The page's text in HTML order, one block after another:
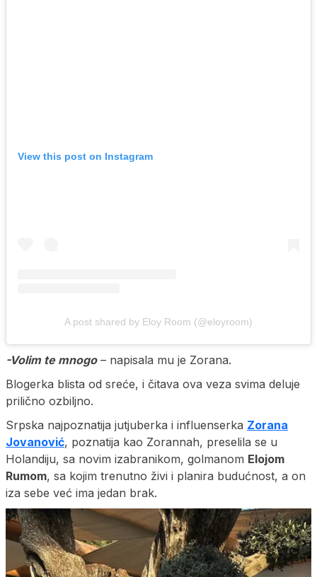
View this post on Instagram
A post shared by Eloy Room (@eloyroom)
-Volim te mnogo– napisala mu je Zorana.
Blogerka blista od sreće, i čitava ova veza svima deluje
prilično ozbiljno.
Srpska najpoznatija jutjuberka i influenserka Zorana
Jovanović, poznatija kao Zorannah, preselila se u
Holandiju, sa novim izabranikom, golmanom Elojom
Rumom, sa kojim trenutno živi i planira budućnost, a on
iza sebe već ima jedan brak.